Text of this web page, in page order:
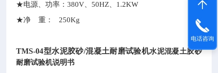
★电源、功率：380V、50HZ、1.2KW
★净 重： 250Kg
TMS-04型水泥胶砂/混凝土耐磨试验机水泥混凝土胶砂
耐磨试验机说明书
电话咨询